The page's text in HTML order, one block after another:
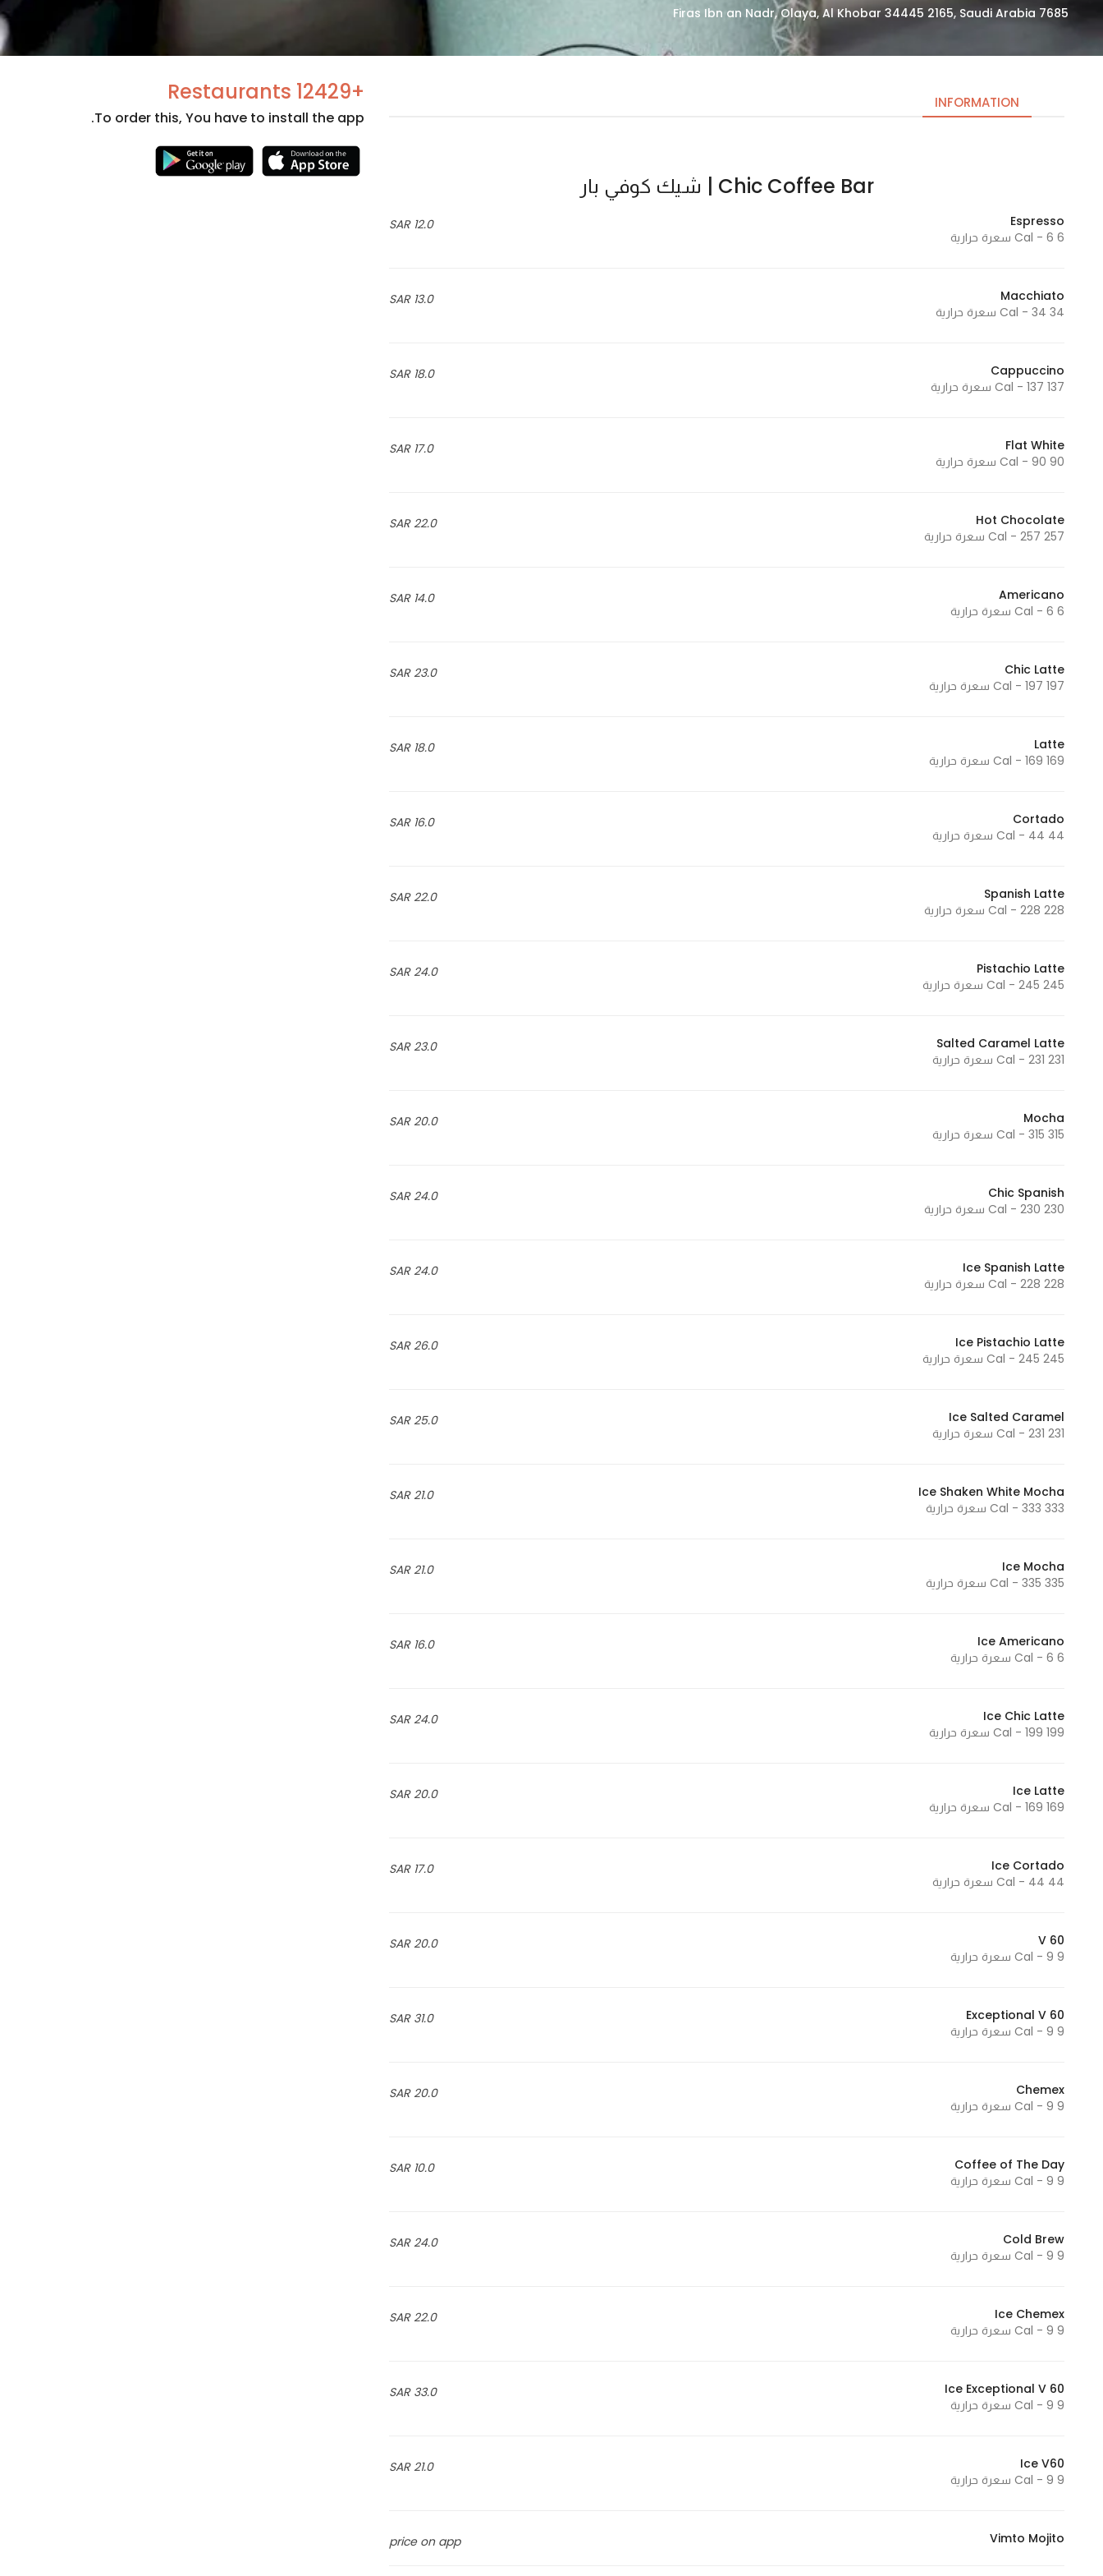
7685 Firas Ibn an Nadr, Olaya, Al Khobar 34445 2165, Saudi Arabia
INFORMATION
Chic Coffee Bar | شيك كوفي بار
12.0 SAR
Espresso
6 Cal - 6 سعرة حرارية
13.0 SAR
Macchiato
34 Cal - 34 سعرة حرارية
18.0 SAR
Cappuccino
137 Cal - 137 سعرة حرارية
17.0 SAR
Flat White
90 Cal - 90 سعرة حرارية
22.0 SAR
Hot Chocolate
257 Cal - 257 سعرة حرارية
14.0 SAR
Americano
6 Cal - 6 سعرة حرارية
23.0 SAR
Chic Latte
197 Cal - 197 سعرة حرارية
18.0 SAR
Latte
169 Cal - 169 سعرة حرارية
16.0 SAR
Cortado
44 Cal - 44 سعرة حرارية
22.0 SAR
Spanish Latte
228 Cal - 228 سعرة حرارية
24.0 SAR
Pistachio Latte
245 Cal - 245 سعرة حرارية
23.0 SAR
Salted Caramel Latte
231 Cal - 231 سعرة حرارية
20.0 SAR
Mocha
315 Cal - 315 سعرة حرارية
24.0 SAR
Chic Spanish
230 Cal - 230 سعرة حرارية
24.0 SAR
Ice Spanish Latte
228 Cal - 228 سعرة حرارية
26.0 SAR
Ice Pistachio Latte
245 Cal - 245 سعرة حرارية
25.0 SAR
Ice Salted Caramel
231 Cal - 231 سعرة حرارية
21.0 SAR
Ice Shaken White Mocha
333 Cal - 333 سعرة حرارية
21.0 SAR
Ice Mocha
335 Cal - 335 سعرة حرارية
16.0 SAR
Ice Americano
6 Cal - 6 سعرة حرارية
24.0 SAR
Ice Chic Latte
199 Cal - 199 سعرة حرارية
20.0 SAR
Ice Latte
169 Cal - 169 سعرة حرارية
17.0 SAR
Ice Cortado
44 Cal - 44 سعرة حرارية
20.0 SAR
V 60
9 Cal - 9 سعرة حرارية
31.0 SAR
Exceptional V 60
9 Cal - 9 سعرة حرارية
20.0 SAR
Chemex
9 Cal - 9 سعرة حرارية
10.0 SAR
Coffee of The Day
9 Cal - 9 سعرة حرارية
24.0 SAR
Cold Brew
9 Cal - 9 سعرة حرارية
22.0 SAR
Ice Chemex
9 Cal - 9 سعرة حرارية
33.0 SAR
Ice Exceptional V 60
9 Cal - 9 سعرة حرارية
21.0 SAR
Ice V60
9 Cal - 9 سعرة حرارية
price on app Vimto Mojito
+12429 Restaurants
To order this, You have to install the app.
cookies
are not
needed
function.
In order for
us to
website's
structure,
based on
used.
In order for
as well as
possible
refuse
these
functionality
from the
website.
Marketing
By sharing
behavior as
increase the
chance of
content and
offers.